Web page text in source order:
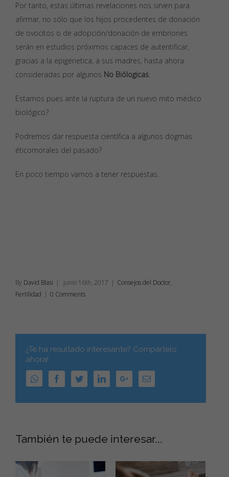
Por tanto, estas últimas revelaciones nos sirven para
afirmar, no sólo que los hijos procedentes de donación
de ovocitos o de adopción/donación de embriones
serán en estudios próximos capaces de autentificar,
gracias a la epigénetica, a sus madres, hasta ahora
consideradas por algunos No Biólogicas.
Estamos pues ante la ruptura de un nuevo mito médico
biológico?
Podremos dar respuesta científica a algunos dogmas
éticomorales del pasado?
En poco tiempo vamos a tener respuestas.
By David Blasi | junio 16th, 2017 | Consejos del Doctor,
Fertilidad | 0 Comments
¿Te ha resultado interesante? Compártelo
ahora!
WhatsAppFacebookTwitterLinkedinGoogle+Email
También te puede interesar...